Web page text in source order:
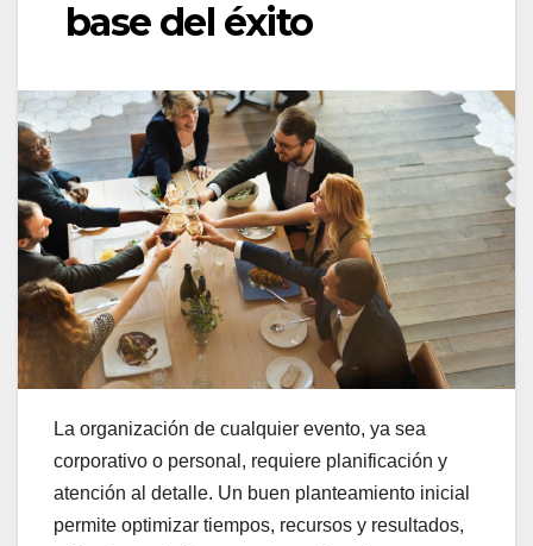
base del éxito
La organización de cualquier evento, ya sea
corporativo o personal, requiere planificación y
atención al detalle. Un buen planteamiento inicial
permite optimizar tiempos, recursos y resultados,